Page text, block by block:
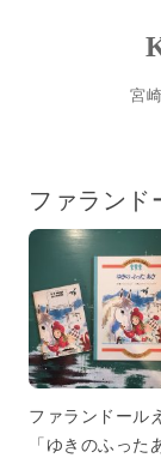
宮
ファランド
ファランドール
「ゆきのふった